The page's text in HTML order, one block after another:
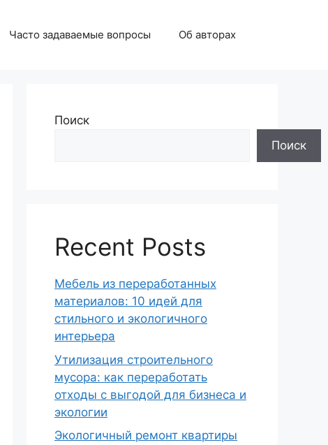
Часто задаваемые вопросы Об авторах
Поиск
Поиск
Recent Posts
Мебель из переработанных
материалов: 10 идей для
стильного и экологичного
интерьера
Утилизация строительного
мусора: как переработать
отходы с выгодой для бизнеса и
экологии
Экологичный ремонт квартиры